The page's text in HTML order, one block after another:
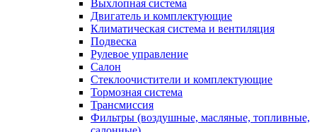
Выхлопная система
Двигатель и комплектующие
Климатическая система и вентиляция
Подвеска
Рулевое управление
Салон
Стеклоочистители и комплектующие
Тормозная система
Трансмиссия
Фильтры (воздушные, масляные, топливные,